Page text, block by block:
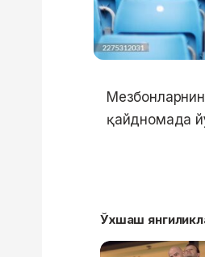
қайдномада
Ўхшаш